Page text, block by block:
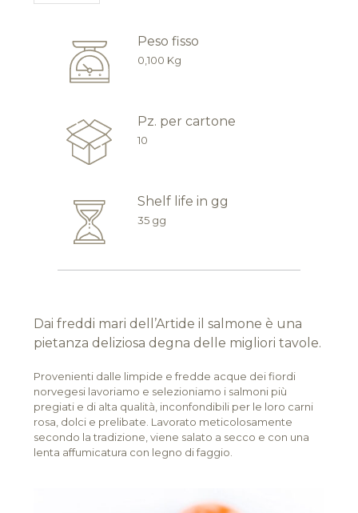
Peso fisso
0,100 Kg
Pz. per cartone
10
Shelf life in gg
35 gg
Dai freddi mari dell’Artide il salmone è una
pietanza deliziosa degna delle migliori tavole.
Provenienti dalle limpide e fredde acque dei fiordi
norvegesi lavoriamo e selezioniamo i salmoni più
pregiati e di alta qualità, inconfondibili per le loro carni
rosa, dolci e prelibate. Lavorato meticolosamente
secondo la tradizione, viene salato a secco e con una
lenta affumicatura con legno di faggio.